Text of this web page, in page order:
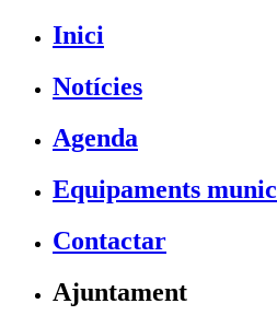
Inici
Notícies
Agenda
Equipaments
Contactar
Ajuntament